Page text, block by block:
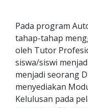
Pada program
tahap-tahap
oleh Tutor
siswa/siswi
menjadi seorang
menyediakan
Kelulusan pada